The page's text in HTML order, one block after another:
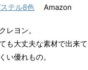
テル8色 Amazon
レヨン。
も大丈夫な素材で出来
い優れもの。